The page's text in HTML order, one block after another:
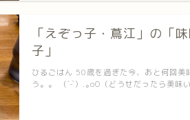
「えぞっ子・蔦江」の「
子」
ひるごはん 50歳を過ぎた今、あと何回美
う。。 （´-`）.｡oO（どうせだったら美味